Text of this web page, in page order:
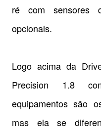
ré com sensores
opcionais.
Logo acima da
Precision 1.8
equipamentos são
mas ela se